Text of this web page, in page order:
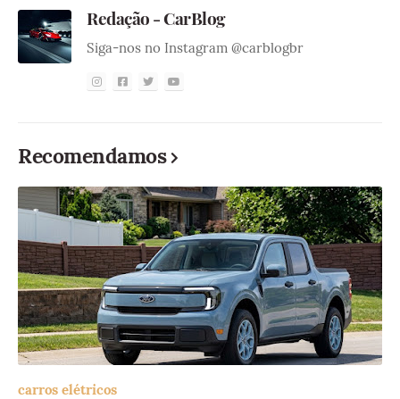
Redação - CarBlog
Siga-nos no Instagram @carblogbr
Recomendamos
carros elétricos